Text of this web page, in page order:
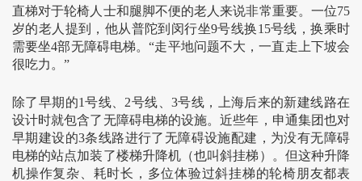
直梯对于轮椅人士和腿脚不便的老人来说非常重要。一位75
岁的老人提到，他从普陀到闵行坐9号线换15号线，换乘时
需要坐4部无障碍电梯。“走平地问题不大，一直走上下坡会
很吃力。”
除了早期的1号线、2号线、3号线，上海后来的新建线路在
设计时就包含了无障碍电梯的设施。近些年，申通集团也对
早期建设的3条线路进行了无障碍设施配建，为没有无障碍
电梯的站点加装了楼梯升降机（也叫斜挂梯）。但这种升降
机操作复杂、耗时长，多位体验过斜挂梯的轮椅朋友都表